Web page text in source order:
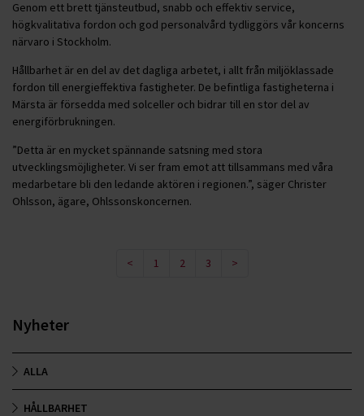
Genom ett brett tjänsteutbud, snabb och effektiv service,
högkvalitativa fordon och god personalvård tydliggörs vår koncerns
närvaro i Stockholm.
Hållbarhet är en del av det dagliga arbetet, i allt från miljöklassade
fordon till energieffektiva fastigheter. De befintliga fastigheterna i
Märsta är försedda med solceller och bidrar till en stor del av
energiförbrukningen.
”Detta är en mycket spännande satsning med stora
utvecklingsmöjligheter. Vi ser fram emot att tillsammans med våra
medarbetare bli den ledande aktören i regionen.”, säger Christer
Ohlsson, ägare, Ohlssonskoncernen.
< 1 2 3 >
Nyheter
ALLA
HÅLLBARHET